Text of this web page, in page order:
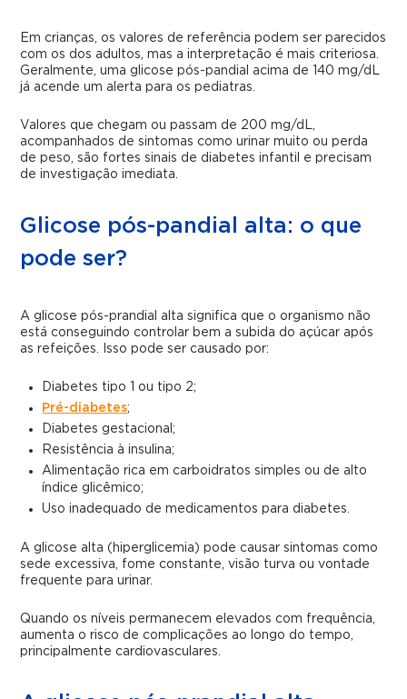
Em crianças, os valores de referência podem ser parecidos
com os dos adultos, mas a interpretação é mais criteriosa.
Geralmente, uma glicose pós-pandial acima de 140 mg/dL
já acende um alerta para os pediatras.
Valores que chegam ou passam de 200 mg/dL,
acompanhados de sintomas como urinar muito ou perda
de peso, são fortes sinais de diabetes infantil e precisam
de investigação imediata.
Glicose pós-pandial alta: o que
pode ser?
A glicose pós-prandial alta significa que o organismo não
está conseguindo controlar bem a subida do açúcar após
as refeições. Isso pode ser causado por:
Diabetes tipo 1 ou tipo 2;
Pré-diabetes;
Diabetes gestacional;
Resistência à insulina;
Alimentação rica em carboidratos simples ou de alto
índice glicêmico;
Uso inadequado de medicamentos para diabetes.
A glicose alta (hiperglicemia) pode causar sintomas como
sede excessiva, fome constante, visão turva ou vontade
frequente para urinar.
Quando os níveis permanecem elevados com frequência,
aumenta o risco de complicações ao longo do tempo,
principalmente cardiovasculares.